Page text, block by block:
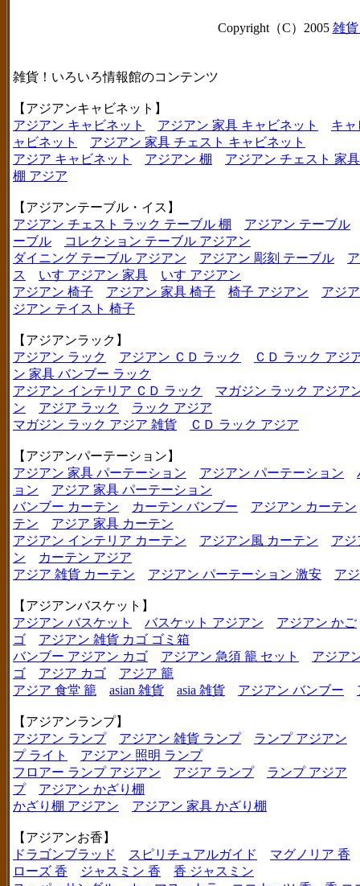
Copyright（C）2005 雑
雑貨！いろいろ情報館のコンテンツ
【アジアンキャビネット】
アジアン キャビネット
アジアン 家具 キャビネット
キャ
ャビネット
アジアン 家具 チェスト キャビネット
アジア キャビネット
アジアン 棚
アジアン チェスト 家
棚 アジア
【アジアンテーブル・イス】
アジアン チェスト ラック テーブル 棚
アジアン テーブル
ーブル
コレクション テーブル アジアン
ダイニング テーブル アジアン
アジアン 彫刻 テーブル
ス
いす アジアン 家具
いす アジアン
アジアン 椅子
アジアン 家具 椅子 椅子 アジアン
アジ
ジアン テイスト 椅子
【アジアンラック】
アジアン ラック
アジアン ＣＤ ラック
ＣＤ ラック アジ
ン 家具 バンブー ラック
アジアン インテリア ＣＤ ラック
マガジン ラック アジア
ン
アジア ラック
ラック アジア
マガジン ラック アジア 雑貨
ＣＤ ラック アジア
【アジアンパーテーション】
アジアン 家具 パーテーション
アジアン パーテーション
ョン
アジア 家具 パーテーション
バンブー カーテン
カーテン バンブー
アジアン カーテン
テン
アジア 家具 カーテン
アジアン インテリア カーテン
アジアン風 カーテン
アジ
ン
カーテン アジア
アジア 雑貨 カーテン
アジアン パーテーション 激安 ア
【アジアンバスケット】
アジアン バスケット
バスケット アジアン
アジアン かご
ゴ
アジアン 雑貨 カゴ ゴミ箱
バンブー アジアン カゴ
アジアン 急須 籠 セット
アジア
ゴ
アジア カゴ
アジア 籠
アジア 食堂 籠
asian 雑貨 asia 雑貨 アジアン バンブー
【アジアンランプ】
アジアン ランプ
アジアン 雑貨 ランプ
ランプ アジアン
プ ライト
アジアン 照明 ランプ
フロアー ランプ アジアン
アジア ランプ
ランプ アジア
プ
アジアン かざり棚
かざり棚 アジアン
アジアン 家具 かざり棚
【アジアンお香】
ドラゴンブラッド
スピリチュアルガイド
マグノリア 香
ローズ 香
ジャスミン 香
香 ジャスミン